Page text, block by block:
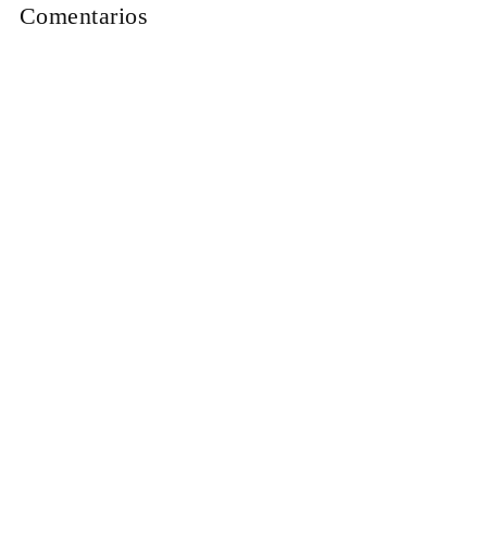
Comentarios